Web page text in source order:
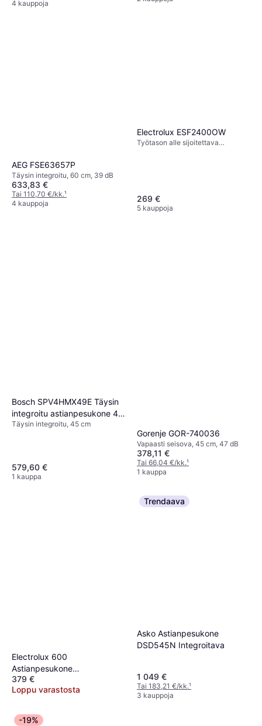
4 kauppoja
AEG FSE63657P
Täysin integroitu, 60 cm, 39 dB
633,83 €
Tai 110,70 €/kk.¹
4 kauppoja
Electrolux ESF2400OW
Työtason alle sijoitettava
269 €
5 kauppoja
Bosch SPV4HMX49E Täysin
integroitu astianpesukone 45
cm
Täysin integroitu, 45 cm
579,60 €
1 kauppa
Gorenje GOR-740036
Vapaasti seisova, 45 cm, 47 dB
378,11 €
Tai 66,04 €/kk.¹
1 kauppa
Electrolux 600
Astianpesukone
ESS48320UW
379 €
Loppu varastosta
Trendaava
Asko Astianpesukone
DSD545N Integroitava
1 049 €
Tai 183,21 €/kk.¹
3 kauppoja
-19%